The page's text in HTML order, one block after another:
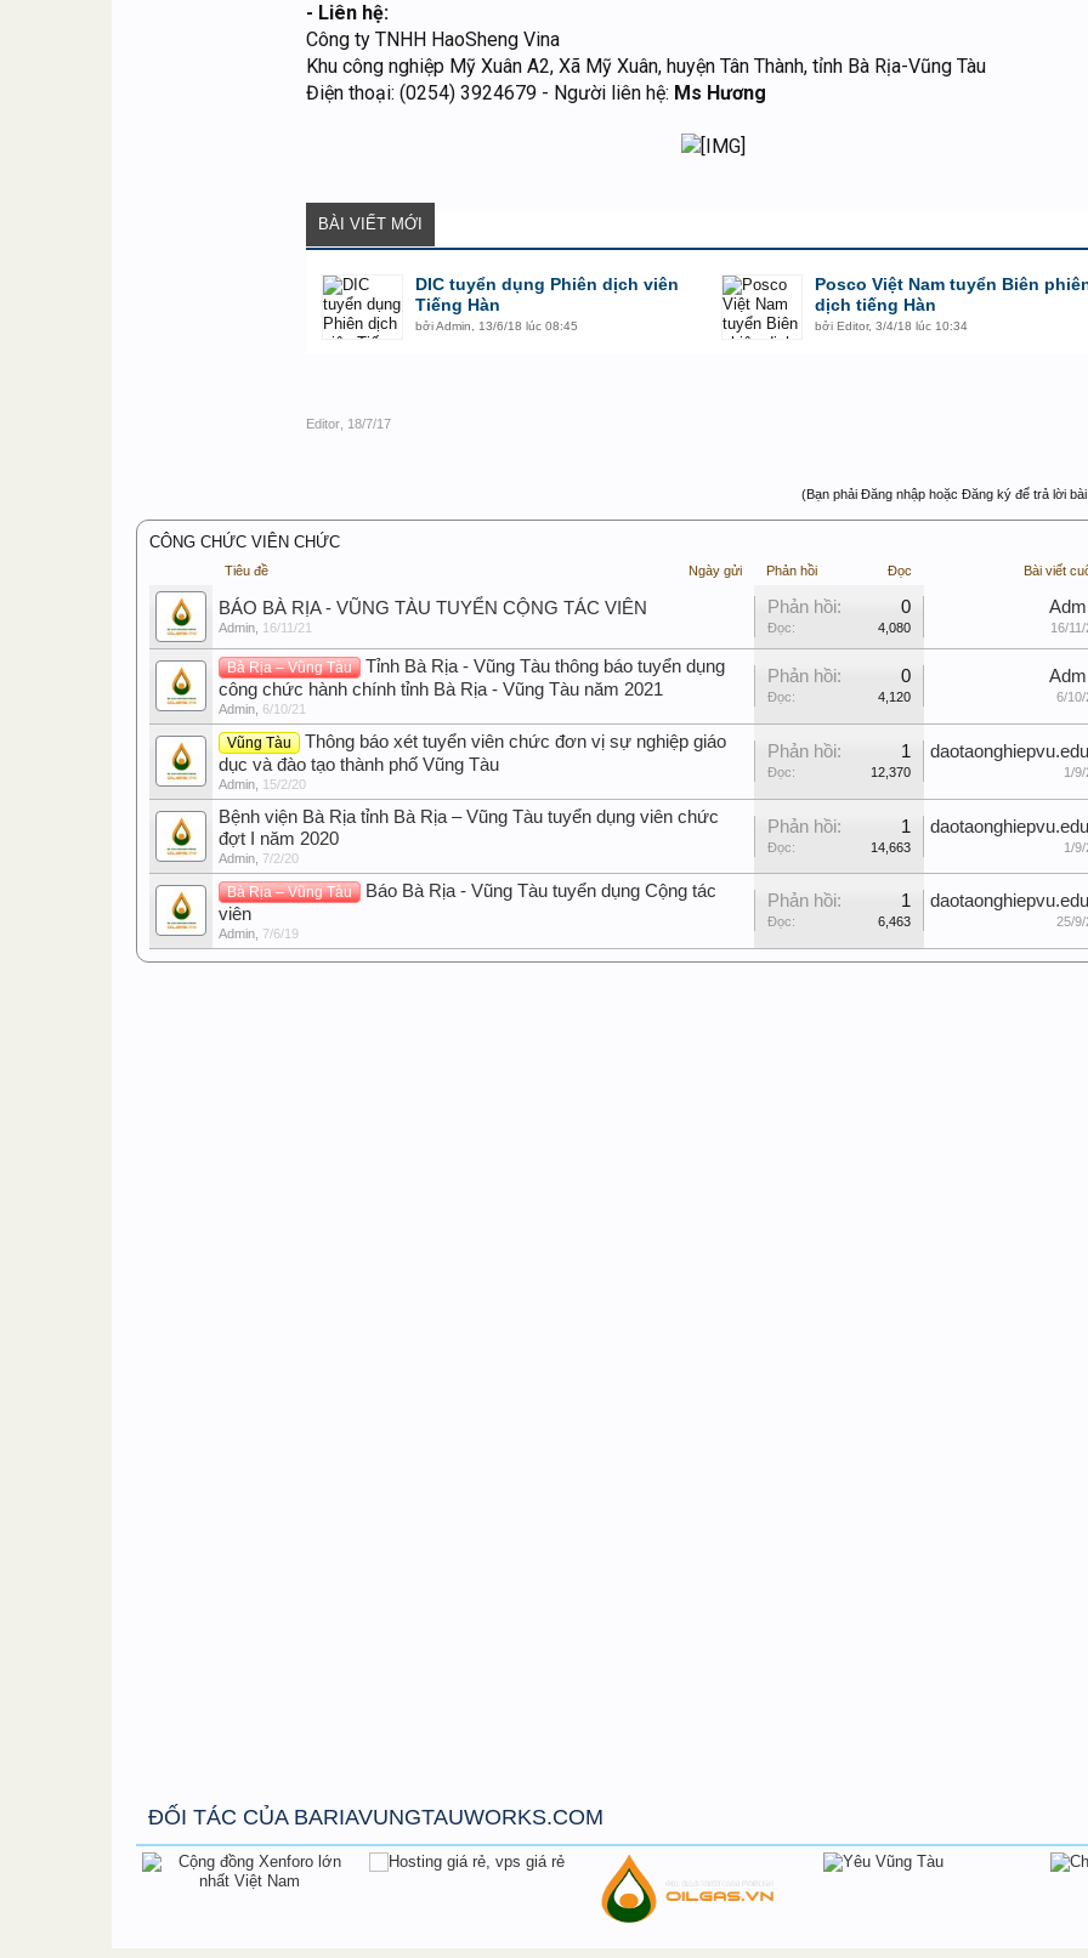
- Liên hệ:
Công ty TNHH HaoSheng Vina
Khu công nghiệp Mỹ Xuân A2, Xã Mỹ Xuân, huyện Tân Thành, tỉnh Bà Rịa-Vũng Tàu
Điện thoại: (0254) 3924679 - Người liên hệ: Ms Hương
BÀI VIẾT MỚI
DIC tuyển dụng Phiên dịch viên
Tiếng Hàn
bởiAdmin,13/6/18 lúc 08:45
Posco Việt Nam tuyển Biên
dịch tiếng Hàn
bởi Editor, 3/4/18 lúc 10:34
Editor, 18/7/17
(Bạn phải Đăng nhập hoặc Đăng ký để trả lời
CÔNG CHỨC VIÊN CHỨC
Tiêu đề Ngày gửi Phản hồi Đọc Bài viết
BÁO BÀ RỊA - VŨNG TÀU TUYỂN CỘNG TÁC VIÊN
Admin, 16/11/21
Phản hồi: 0
Đọc: 4,080 16/
Bà Rịa – Vũng Tàu
Tỉnh Bà Rịa - Vũng Tàu thông báo tuyển dụng
công chức hành chính tỉnh Bà Rịa - Vũng Tàu năm 2021
Admin, 6/10/21
Phản hồi: 0
Đọc: 4,120 6/10/
Vũng Tàu
Thông báo xét tuyển viên chức đơn vị sự nghiệp giáo
dục và đào tạo thành phố Vũng Tàu
Admin, 15/2/20
Phản hồi: 1
Đọc: 12,370 1/
Bệnh viện Bà Rịa tỉnh Bà Rịa – Vũng Tàu tuyển dụng viên chức
đợt I năm 2020
Admin, 7/2/20
Phản hồi: 1
Đọc: 14,663 1/
Bà Rịa – Vũng Tàu
Báo Bà Rịa - Vũng Tàu tuyển dụng Cộng tác
viên
Admin, 7/6/19
Phản hồi: 1
Đọc: 6,463 25/9/
ĐỐI TÁC CỦA BARIAVUNGTAUWORKS.COM